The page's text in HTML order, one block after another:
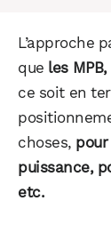
L’approche
que les
ce soit en
choses,
puissance,
etc.